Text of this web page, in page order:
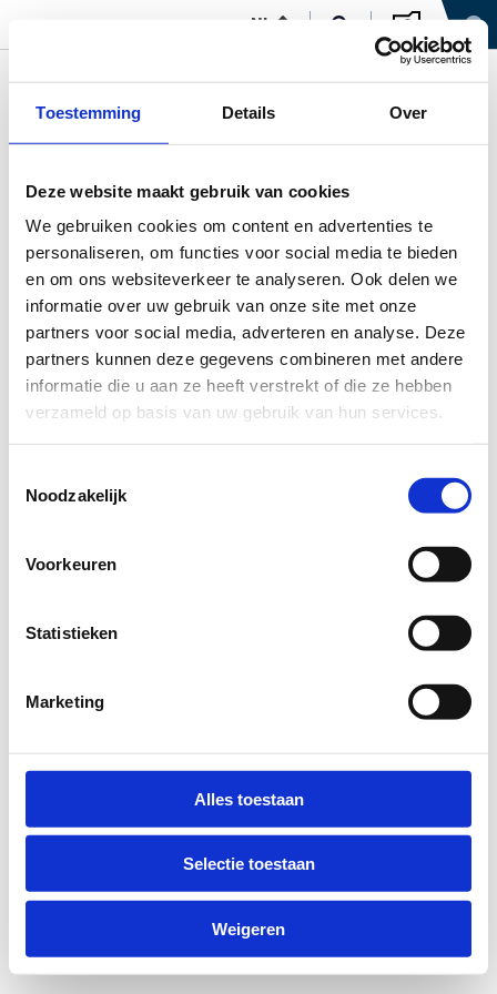
Toestemming Details Over
Deze website maakt gebruik van cookies
We gebruiken cookies om content en advertenties te
personaliseren, om functies voor social media te bieden
en om ons websiteverkeer te analyseren. Ook delen we
informatie over uw gebruik van onze site met onze
partners voor social media, adverteren en analyse. Deze
partners kunnen deze gegevens combineren met andere
informatie die u aan ze heeft verstrekt of die ze hebben
verzameld op basis van uw gebruik van hun services.
Noodzakelijk
Voorkeuren
Statistieken
Marketing
Alles toestaan
Selectie toestaan
Weigeren
NL